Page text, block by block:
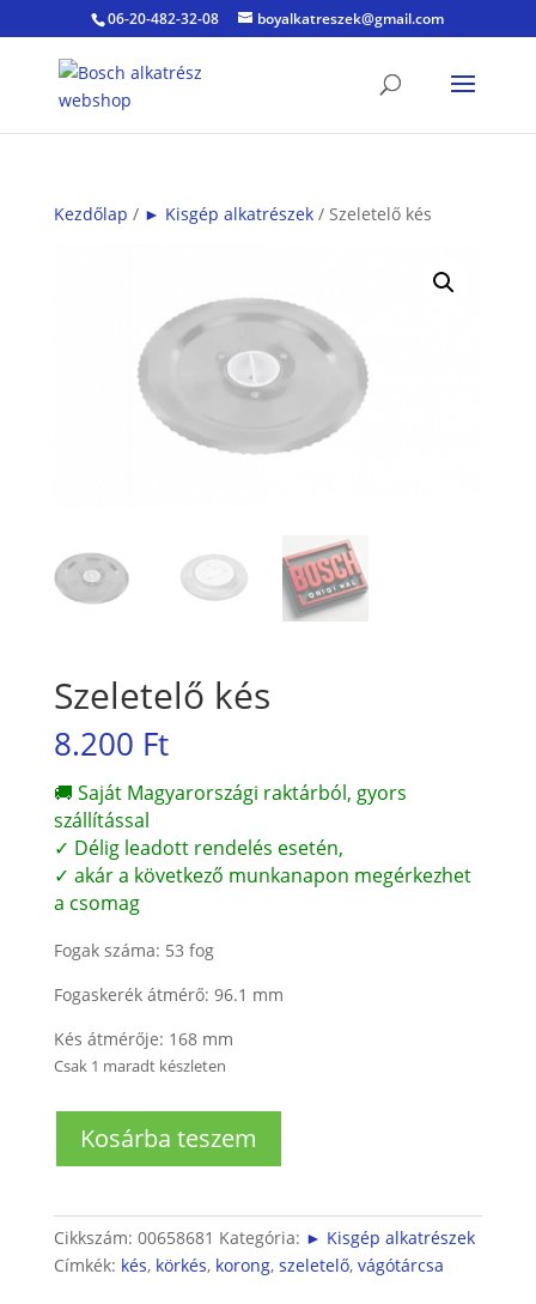
06-20-482-32-08 boyalkatreszek@gmail.com
Kezdőlap / ► Kisgép alkatrészek/ Szeletelő kés
Szeletelő kés
8.200 Ft
🚚 Saját Magyarországi raktárból, gyors
szállítással
✓ Délig leadott rendelés esetén,
✓ akár a következő munkanapon megérkezhet
a csomag
Fogak száma: 53 fog
Fogaskerék átmérő: 96.1 mm
Kés átmérője: 168 mm
Csak 1 maradt készleten
Kosárba teszem
Cikkszám: 00658681 Kategória: ► Kisgép alkatrészek
Címkék: kés, körkés, korong, szeletelő, vágótárcsa